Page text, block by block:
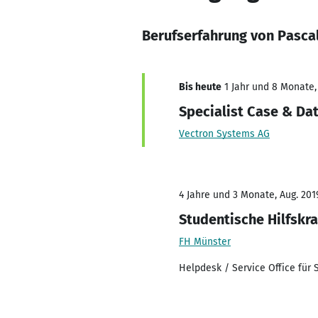
Berufserfahrung von
Bis heute 1 Jahr und 8
Specialist Case &
Vectron Systems AG
4 Jahre und 3 Monate, Aug.
Studentische
FH Münster
Helpdesk / Service Office für